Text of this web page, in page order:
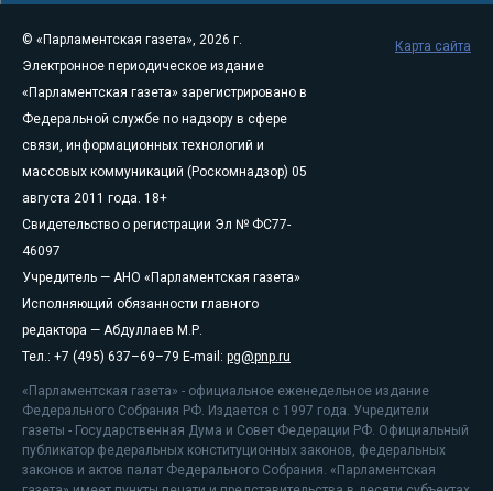
© «Парламентская газета», 2026 г.
Электронное периодическое издание
«Парламентская газета» зарегистрировано в
Федеральной службе по надзору в сфере
связи, информационных технологий и
массовых коммуникаций (Роскомнадзор) 05
августа 2011 года. 18+
Свидетельство о регистрации Эл № ФС77-
46097
Учредитель — АНО «Парламентская газета»
Исполняющий обязанности главного
редактора — Абдуллаев М.Р.
Тел.: +7 (495) 637–69–79 E-mail: pg@pnp.ru
«Парламентская газета» - официальное еженедельное издание
Федерального Собрания РФ. Издается с 1997 года. Учредители
газеты - Государственная Дума и Совет Федерации РФ. Официальный
публикатор федеральных конституционных законов, федеральных
законов и актов палат Федерального Собрания. «Парламентская
Карта сайта